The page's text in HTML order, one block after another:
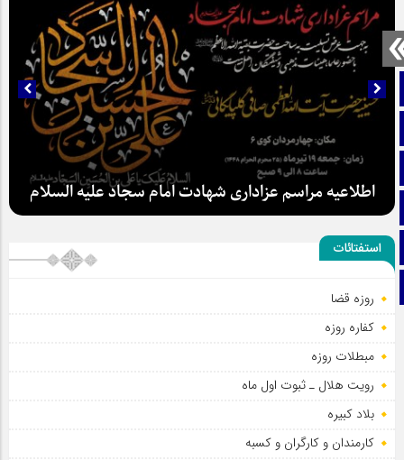
صفحه نخست
آپارات
اینستاگرام
اطلاعیه مراسم عزاداری شهادت امام سجاد علیه السلام
استفتائات
روزه قضا
کفاره روزه
مبطلات روزه
رویت هلال ـ ثبوت اول ماه
بلاد کبیره
کارمندان و کارگران و کسبه